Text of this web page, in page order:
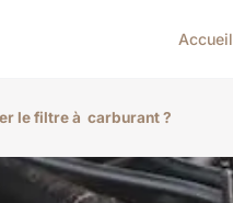
Accueil
le filtre à carburant ?